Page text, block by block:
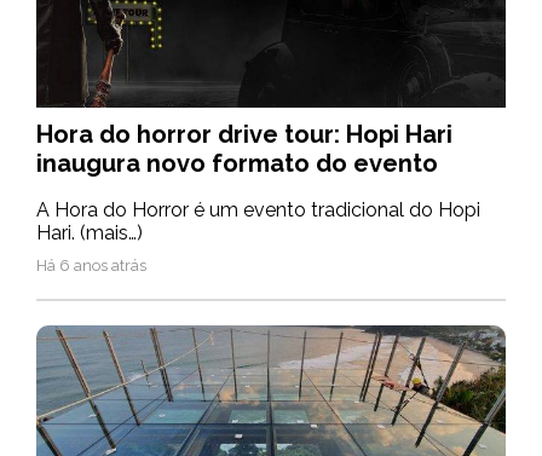
Hora do horror drive tour: Hopi Hari
inaugura novo formato do evento
A Hora do Horror é um evento tradicional do Hopi
Hari. (mais…)
Há 6 anos atrás